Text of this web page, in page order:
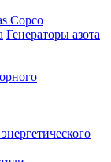
Copco
Генераторы азота